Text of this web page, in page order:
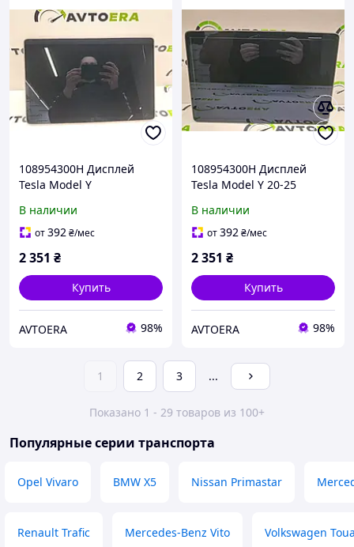
108954300H Дисплей
Tesla Model Y
В наличии
от392₴/мес
2 351 ₴
Купить
AVTOERA 98%
108954300H Дисплей
Tesla Model Y 20-25
В наличии
от392₴/мес
2 351 ₴
Купить
AVTOERA 98%
1 2 3 ...
Показано 1 - 29 товаров из 100+
Популярные серии транспорта
Opel Vivaro BMW X5 Nissan Primastar
Renault Trafic Mercedes-Benz Vito Volkswagen